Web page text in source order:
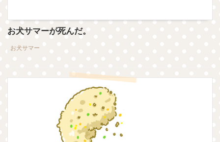
お犬サマーが死んだ。
お犬サマー